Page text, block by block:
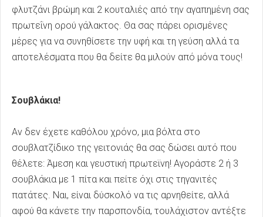
φλυτζάνι βρώμη και 2 κουταλιές από την αγαπημένη σας
πρωτεΐνη ορού γάλακτος. Θα σας πάρει ορισμένες
μέρες για να συνηθίσετε την υφή και τη γεύση αλλά τα
αποτελέσματα που θα δείτε θα μιλούν από μόνα τους!
Σουβλάκια!
Αν δεν έχετε καθόλου χρόνο, μια βόλτα στο
σουβλατζίδικο της γειτονιάς θα σας δώσει αυτό που
θέλετε: Άμεση και γευστική πρωτεϊνη! Αγοράστε 2 ή 3
σουβλάκια με 1 πίτα και πείτε όχι στις τηγανιτές
πατάτες. Ναι, είναι δύσκολό να τις αρνηθείτε, αλλά
αφού θα κάνετε την παρσπονδία, τουλάχιστον αντέξτε